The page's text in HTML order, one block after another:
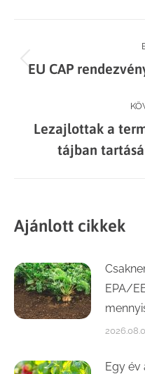
EU CAP
Lezajlottak a
tájban
Ajánlott cikkek
EPA/
Egy év